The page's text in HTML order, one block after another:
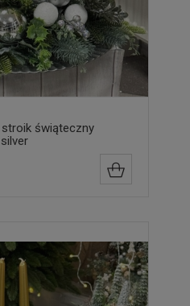
świąteczny